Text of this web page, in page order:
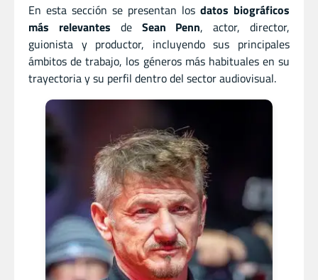
En esta sección se presentan los datos biográficos
más relevantes de Sean Penn, actor,director,
guionista y productor, incluyendo sus principales
ámbitos de trabajo, los géneros más habituales en su
trayectoria y su perfil dentro del sector audiovisual.